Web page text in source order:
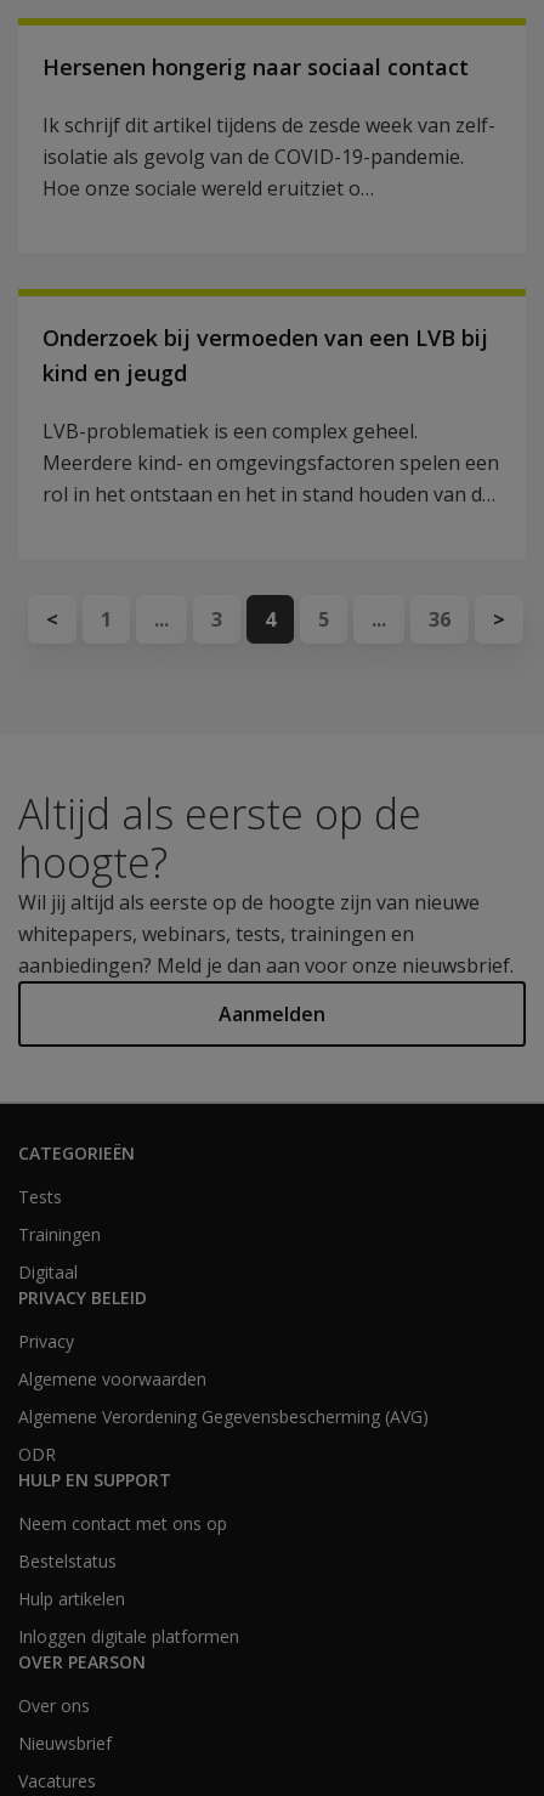
Hersenen hongerig naar sociaal contact
Ik schrijf dit artikel tijdens de zesde week van zelf-
isolatie als gevolg van de COVID-19-pandemie.
Hoe onze sociale wereld eruitziet o…
Onderzoek bij vermoeden van een LVB bij
kind en jeugd
LVB-problematiek is een complex geheel.
Meerdere kind- en omgevingsfactoren spelen een
rol in het ontstaan en het in stand houden van d…
< 1 ... 3 4 5 ... 36 >
Altijd als eerste op de
hoogte?
Wil jij altijd als eerste op de hoogte zijn van nieuwe
whitepapers, webinars, tests, trainingen en
aanbiedingen? Meld je dan aan voor onze nieuwsbrief.
Aanmelden
CATEGORIEËN
Tests
Trainingen
Digitaal
PRIVACY BELEID
Privacy
Algemene voorwaarden
Algemene Verordening Gegevensbescherming (AVG)
ODR
HULP EN SUPPORT
Neem contact met ons op
Bestelstatus
Hulp artikelen
Inloggen digitale platformen
OVER PEARSON
Over ons
Nieuwsbrief
Vacatures